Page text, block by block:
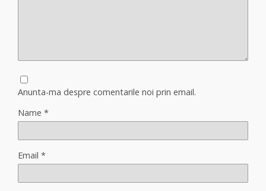
Anunta-ma despre comentarile noi prin email.
Name *
Email *